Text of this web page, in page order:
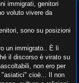
immigrati, genitori
voluto vivere da
sono su posizioni
un immigrato.. È lì
il discorso è virato su
non ero per
"asiatici" cioè... Il non